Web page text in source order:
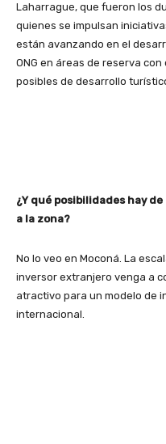
Laharrague, que fueron los
quienes se impulsan
están avanzando en el
ONG en áreas de reserva
posibles de desarrollo
¿Y qué posibilidades hay
a la zona?
No lo veo en Moconá. La
inversor extranjero venga a
atractivo para un modelo de
internacional.